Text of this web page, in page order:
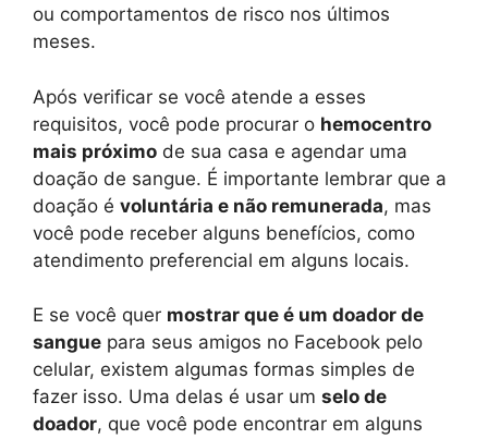
ou comportamentos de risco nos últimos
meses.
Após verificar se você atende a esses
requisitos, você pode procurar o hemocentro
mais próximo de sua casa e agendar uma
doação de sangue. É importante lembrar que a
doação é voluntária e não remunerada, mas
você pode receber alguns benefícios, como
atendimento preferencial em alguns locais.
E se você quer mostrar que é um doador de
sangue para seus amigos no Facebook pelo
celular, existem algumas formas simples de
fazer isso. Uma delas é usar um selo de
doador, que você pode encontrar em alguns